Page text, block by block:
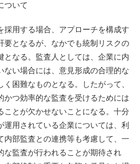
ついて
採用する場合、アプローチを構成す
要となるが、なかでも統制リスクの
となる。監査人としては、企業に内
ない場合には、意見形成の合理的な
困難なものとなる。したがって、
かつ効率的な監査を受けるためには
ことが欠かせないことになる。十分
運用されている企業については、利
内部監査との連携等も考慮して、一
な監査が行われることが期待され